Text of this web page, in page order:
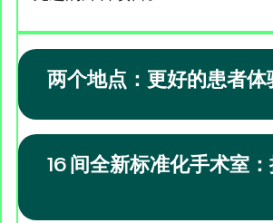
两个地点：更好的患者体
16 间全新标准化手术室